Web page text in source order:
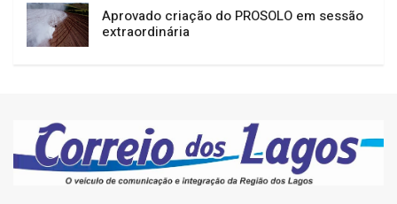
Aprovado criação do PROSOLO em sessão
extraordinária